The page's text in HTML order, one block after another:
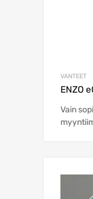
VANTEET
ENZO
Vain